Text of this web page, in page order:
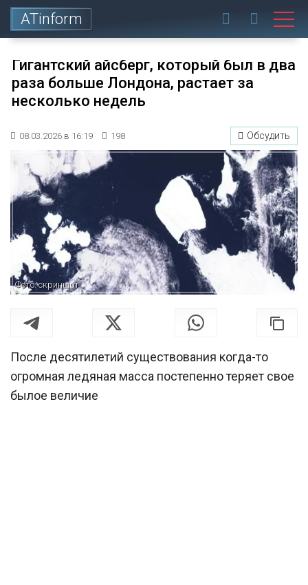
ATinform
Гигантский айсберг, который был в два
раза больше Лондона, растает за
несколько недель
08.03.2026 в 16:19 198 Обсудить
Фото: скриншот
После десятилетий существования когда-то
огромная ледяная масса постепенно теряет свое
былое величие